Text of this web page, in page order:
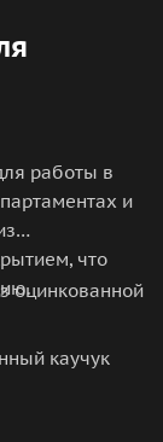
работы в
и
что
оцинкованной
каучук